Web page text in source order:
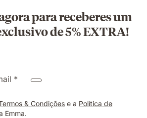
para receberes um
de 5% EXTRA!
*
& Condições e a Política de
Emma.